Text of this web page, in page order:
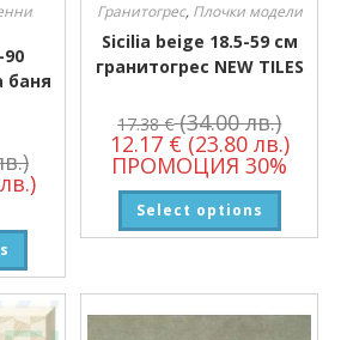
баня
Гранитогрес, Плочки модели
Sicilia beige 18.5-59 см
гранитогрес NEW TILES
17.38€ (34.00 лв.)
12.17 € (23.80 лв.)
ПРОМОЦИЯ 30%
Select options